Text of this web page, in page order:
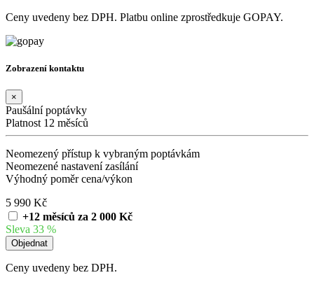
Ceny uvedeny bez DPH. Platbu online zprostředkuje GOPAY.
Zobrazení kontaktu
×
Paušální poptávky
Platnost 12 měsíců
Neomezený přístup k vybraným poptávkám
Neomezené nastavení zasílání
Výhodný poměr cena/výkon
5 990 Kč
+12 měsíců za 2 000 Kč
Sleva 33 %
Ceny uvedeny bez DPH.